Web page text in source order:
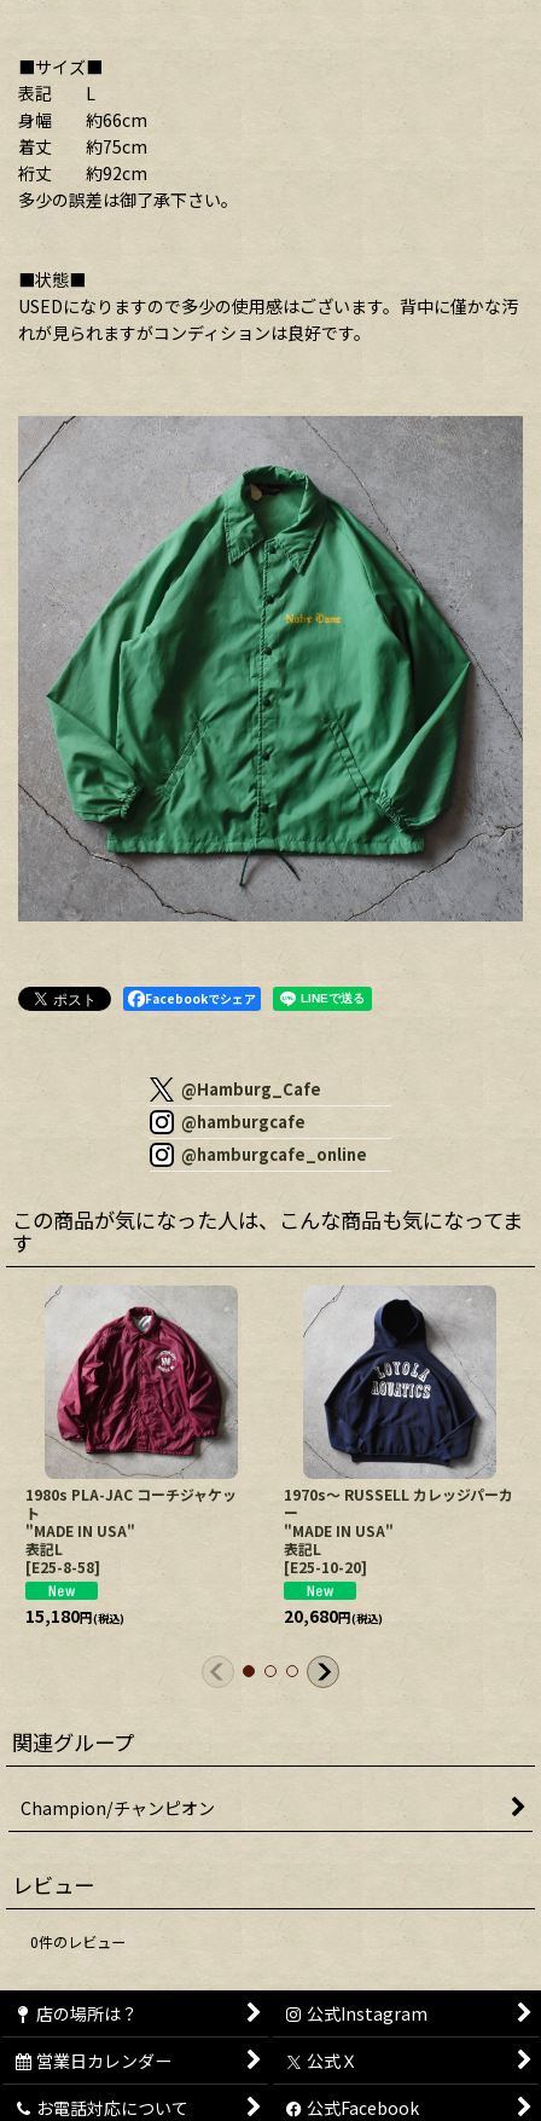
■サイズ■
表記 L
身幅 約66cm
着丈 約75cm
裄丈 約92cm
多少の誤差は御了承下さい。
■状態■
USEDになりますので多少の使用感はございます。背中に僅かな汚
れが見られますがコンディションは良好です。
Facebookでシェア
@Hamburg_Cafe
@hamburgcafe
@hamburgcafe_online
この商品が気になった人は、こんな商品も気になってま
す
1980s PLA-JAC コーチジャケッ
ト
"MADE IN USA"
表記L
[E25-8-58]
15,180円(税込)
1970s〜 RUSSELL カレッジパーカ
ー
"MADE IN USA"
表記L
[E25-10-20]
20,680円(税込)
関連グループ
Champion/チャンピオン
レビュー
0件のレビュー
店の場所は？
公式Instagram
営業日カレンダー
公式Ｘ
お電話対応について
公式Facebook